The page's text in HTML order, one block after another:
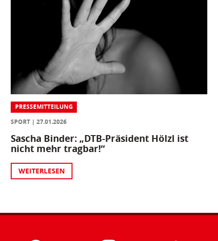
PRESSEMITTEILUNG
SPORT
27.01.2026
Sascha Binder: „DTB-Präsident Hölzl ist
nicht mehr tragbar!“
WEITERLESEN